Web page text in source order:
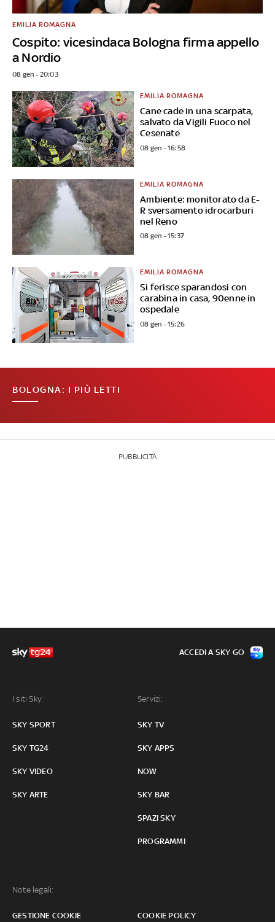
Cospito: vicesindaca Bologna firma appello
a Nordio
EMILIA ROMAGNA
08 gen - 20:03
Cane cade in una scarpata,
salvato da Vigili Fuoco nel
Cesenate
EMILIA ROMAGNA
08 gen - 16:58
Ambiente: monitorato da E-
R sversamento idrocarburi
nel Reno
EMILIA ROMAGNA
08 gen - 15:37
Si ferisce sparandosi con
carabina in casa, 90enne in
ospedale
EMILIA ROMAGNA
08 gen - 15:26
BOLOGNA: I PIÙ LETTI
PUBBLICITÀ
I siti Sky:
SKY SPORT
SKY TG24
SKY VIDEO
SKY ARTE
Servizi:
SKY TV
SKY APPS
NOW
SKY BAR
SPAZI SKY
PROGRAMMI
Note legali:
GESTIONE COOKIE COOKIE POLICY
ACCEDI A SKY GO